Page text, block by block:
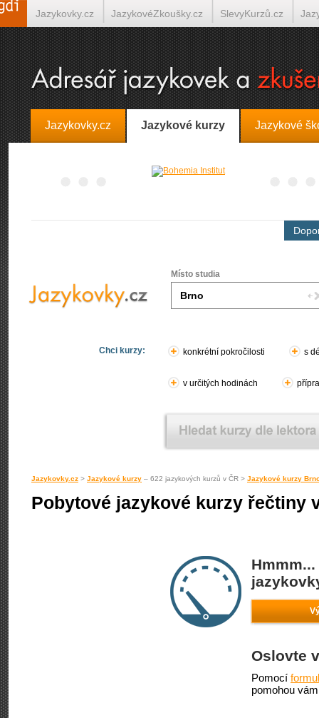
Jazykovky.cz Jazykové kurzy Jazykové
Místo studia
Chci kurzy: konkrétní pokročilosti s
v určitých hodinách
Jazykovky.cz > Jazykové kurzy – 622 jazykových kurzů v ČR > Jazykové kurzy
Pobytové jazykové kurzy řečtiny
Oslovte
Pomocí
pomohou
Jazykovky.cz JazykovéZkoušky.cz SlevyKurzů.cz
Španělština on-line Italština on-line Tlumočení-